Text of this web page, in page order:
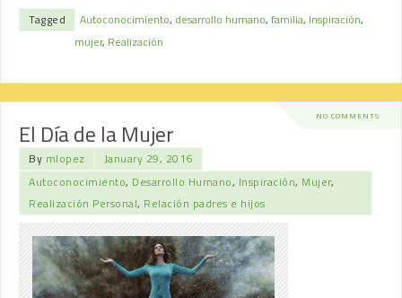
Tagged Autoconocimiento, desarrollo humano,familia, Inspiración,
mujer, Realización
NO COMMENTS
El Día de la Mujer
By mlopez
January 29, 2016
Autoconocimiento, Desarrollo Humano, Inspiración, Mujer,
Realización Personal, Relación padres e hijos